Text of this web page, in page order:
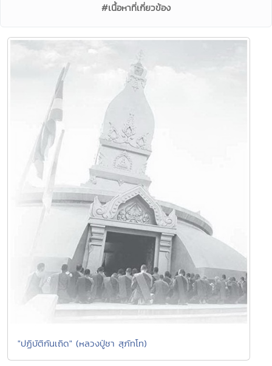
#เนื้อหาที่เกี่ยวข้อง
"ปฏิบัติกันเถิด" (หลวงปู่ชา สุภัทโท)